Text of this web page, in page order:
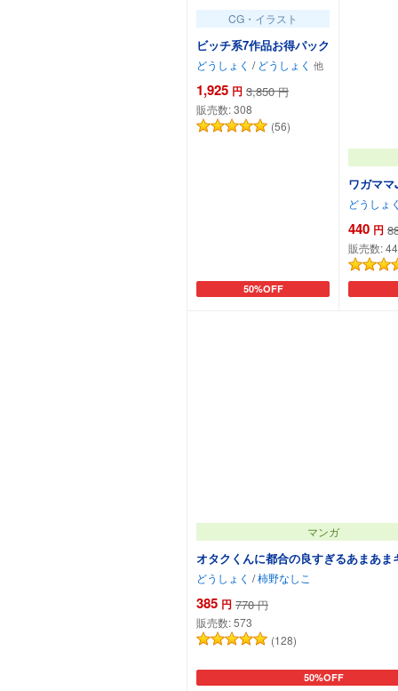
CG・イラスト
ビッチ系7作品お得パック
どうしょく / どうしょく
1,925 円 3,850 円
販売数:308
(56)
50%OFF
カートに追加
ワガマ
どうしょ
440 円
販売数:
マンガ
オタクくんに都合の良すぎるあまあま
どうしょく /柿野なしこ
385 円 770 円
販売数:573
(128)
50%OFF
カートに追加